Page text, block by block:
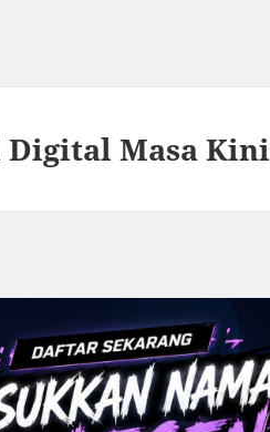
Masa Kini